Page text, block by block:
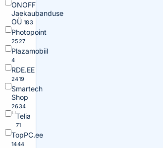
ONOFF
Jaekaubanduse
OÜ 183
Photopoint
2527
Plazamobiil
4
RDE.EE
2419
Smartech
Shop
2634
Telia
71
TopPC.ee
1444